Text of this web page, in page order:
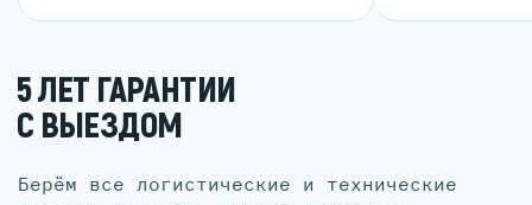
5 ЛЕТ ГАРАНТИИ
С ВЫЕЗДОМ
Берём все логистические и технические